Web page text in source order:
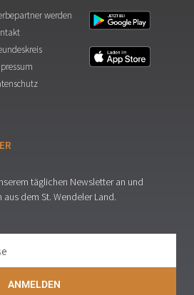
werden
täglichen Newsletter an und
dem St. Wendeler Land.
ANMELDEN